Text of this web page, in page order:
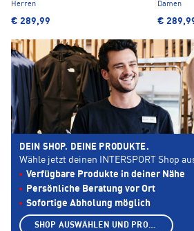
Herren
€ 289,99
Damen
€
DEIN SHOP. DEINE PRODUKTE.
Wähle jetzt deinen INTERSPORT Shop
Verfügbare Produkte in deiner Nähe
Persönliche Beratung vor Ort
Sofortige Abholung möglich
SHOP AUSWÄHLEN UND PRODUKTE ANZEIGEN